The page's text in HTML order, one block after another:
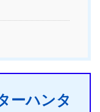
ーハンタ